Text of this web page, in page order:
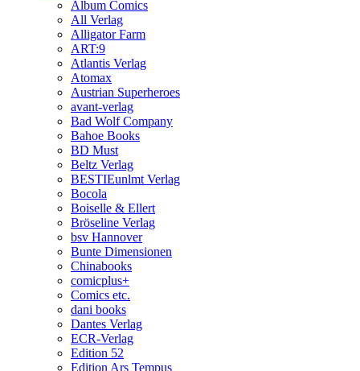
Album Comics
All Verlag
Alligator Farm
ART:9
Atlantis Verlag
Atomax
Austrian Superheroes
avant-verlag
Bad Wolf Company
Bahoe Books
BD Must
Beltz Verlag
BESTIEunlmt Verlag
Bocola
Boiselle & Ellert
Bröseline Verlag
bsv Hannover
Bunte Dimensionen
Chinabooks
comicplus+
Comics etc.
dani books
Dantes Verlag
ECR-Verlag
Edition 52
Edition Ars Tempus